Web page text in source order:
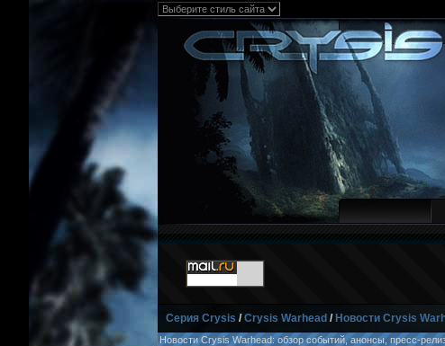
Серия Crysis /Crysis Warhead / Новости Crysis
Новости Crysis Warhead: обзор событий, анонсы, пресс-